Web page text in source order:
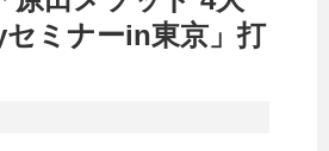
ミナーin東京」打